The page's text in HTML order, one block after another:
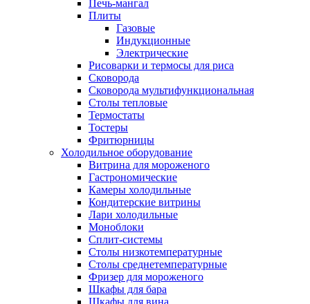
Печь-мангал
Плиты
Газовые
Индукционные
Электрические
Рисоварки и термосы для риса
Сковорода
Сковорода мультифункциональная
Столы тепловые
Термостаты
Тостеры
Фритюрницы
Холодильное оборудование
Витрина для мороженого
Гастрономические
Камеры холодильные
Кондитерские витрины
Лари холодильные
Моноблоки
Сплит-системы
Столы низкотемпературные
Столы среднетемпературные
Фризер для мороженого
Шкафы для бара
Шкафы для вина